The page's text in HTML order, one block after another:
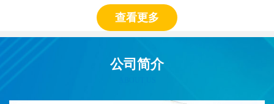
查看更多
公司简介